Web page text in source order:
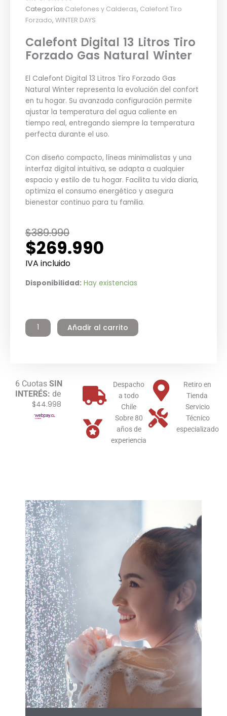
Categorías Calefones y Calderas, Calefont Tiro
Forzado, WINTER DAYS
Calefont Digital 13 Litros Tiro
Forzado Gas Natural Winter
El Calefont Digital 13 Litros Tiro Forzado Gas
Natural Winter representa la evolución del confort
en tu hogar. Su avanzada configuración permite
ajustar la temperatura del agua caliente en
tiempo real, entregando siempre la temperatura
perfecta durante el uso.
Con diseño compacto, líneas minimalistas y una
interfaz digital intuitiva, se adapta a cualquier
espacio y estilo de tu hogar. Facilita tu vida diaria,
optimiza el consumo energético y asegura
bienestar continuo para tu familia.
$389.990
El
precio
original
$389.990.
$269.990
El
precio
actual
$269.990.
IVA incluido
Disponibilidad: Hay existencias
Calefont
Tiro
Forzado
cantidad
Añadir al carrito
6 Cuotas SIN
INTERÉS: de
$44.998
Despacho
a todo
Chile
Sobre 80
años de
experiencia
Retiro en
Tienda
Servicio
Técnico
especializado